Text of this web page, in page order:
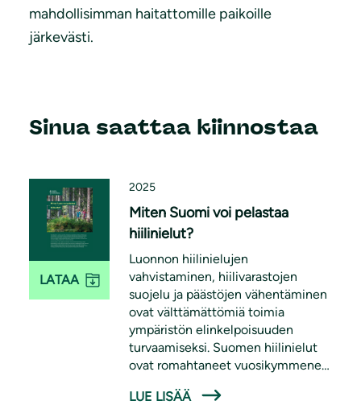
mahdollisimman haitattomille paikoille
järkevästi.
Sinua saattaa kiinnostaa
LATAA
2025
Miten Suomi voi pelastaa
hiilinielut?
Luonnon hiilinielujen
vahvistaminen, hiilivarastojen
suojelu ja päästöjen vähentäminen
ovat välttämättömiä toimia
ympäristön elinkelpoisuuden
turvaamiseksi. Suomen hiilinielut
ovat romahtaneet vuosikymmenen
korjata vahvistamalla metsien
LUE LISÄÄ